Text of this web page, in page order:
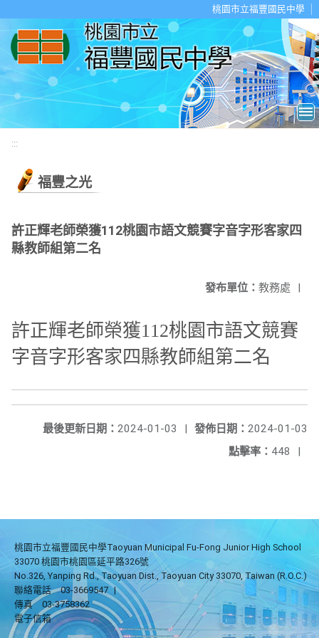
桃園市立福豐國民中學
:::
福豐之光
許正輝老師榮獲112桃園市語文競賽字音字形客家四
縣教師組第二名
發布單位： 教務處 |
許正輝老師榮獲112桃園市語文競賽
字音字形客家四縣教師組第二名
發佈日期： 2024-01-03
最後更新日期： 2024-01-03
|
點擊率： 448 |
桃園市立福豐國民中學Taoyuan Municipal Fu-Fong Junior High School
33070 桃園市桃園區延平路326號
No.326, Yanping Rd., Taoyuan Dist., Taoyuan City 33070, Taiwan (R.O.C.)
聯絡電話
03-3669547 |
傳真
03-3758362
電子信箱